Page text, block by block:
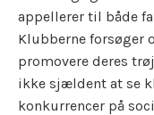
appellerer til både
Klubberne forsøger
promovere deres
ikke sjældent at se
konkurrencer på